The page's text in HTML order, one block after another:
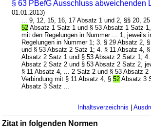
§ 63 PBefG Ausschluss abweichenden
01.01.2013)
... 9, 12, 15, 16, 17 Absatz 1 und 2, §§ 20,
52 Absatz 1 Satz 1 und § 53 Absatz 1 Satz
mit den Regelungen in Nummer ... 1, jeweils
Regelungen in Nummer 1; 3. § 29 Absatz 2,
und § 53 Absatz 2 Satz 1; 4. § 11 Absatz 4,
Absatz 2 Satz 1 und § 53 Absatz 2 Satz 1;
Absatz 2 Satz 2 und § 53 Absatz 2 Satz 2,
§ 11 Absatz 4, ... 2 Satz 2 und § 53 Absatz
Verbindung mit § 11 Absatz 4, §52 Absatz 3
Absatz 3 Satz ...
Inhaltsverzeichnis
Zitat in folgenden Normen